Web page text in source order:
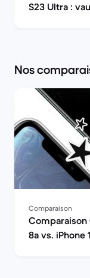
S23 Ultra :
Nos
Comparaison
Comparaison
8a vs. iPhone